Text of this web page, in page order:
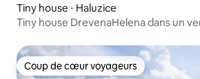
Tiny house ⋅ Haluzice
Tiny house DrevenaHelena dans un
Coup de cœur voyageurs
Coup de cœur voyageurs